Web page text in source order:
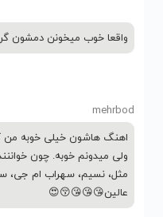
واقعا خوب میخونن دمشون
mehrbod
اهنگ هاشون خیلی خوبه
ولی میدونم خوبه. چون
مثل، نسیم، سهراب ام جی،
عالین😘😘😘😚😍